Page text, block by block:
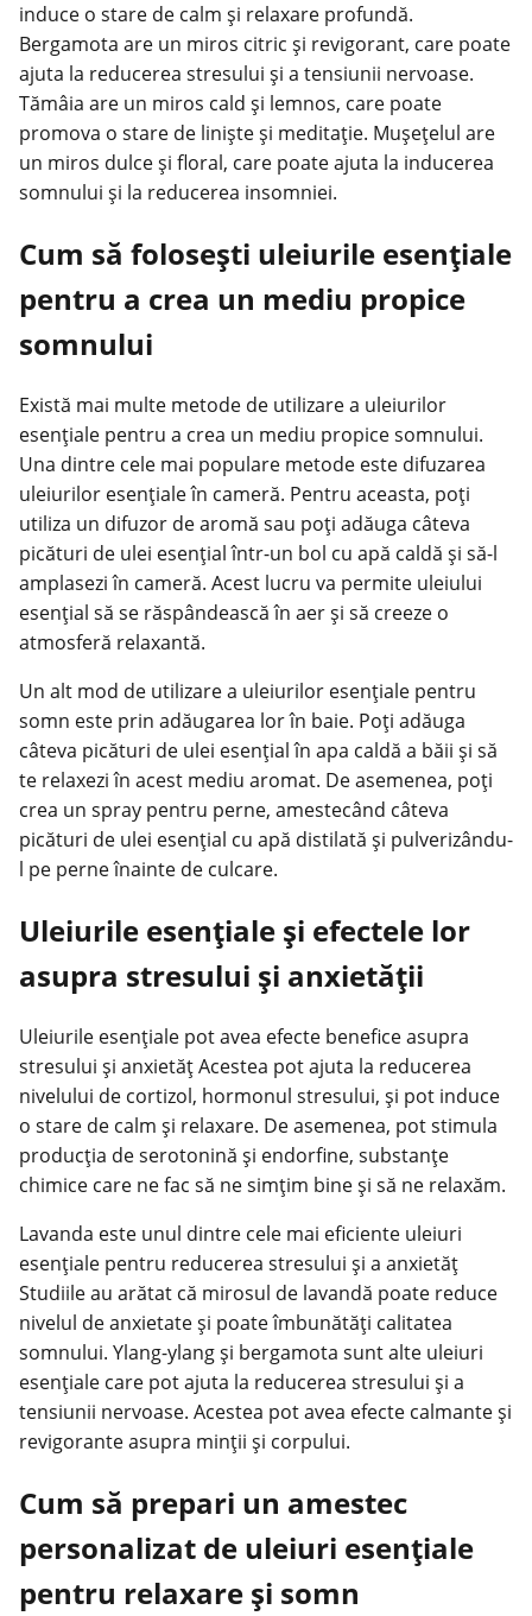
induce o stare de calm și relaxare profundă.
Bergamota are un miros citric și revigorant, care poate
ajuta la reducerea stresului și a tensiunii nervoase.
Tămâia are un miros cald și lemnos, care poate
promova o stare de liniște și meditație. Mușețelul are
un miros dulce și floral, care poate ajuta la inducerea
somnului și la reducerea insomniei.
Cum să folosești uleiurile esențiale
pentru a crea un mediu propice
somnului
Există mai multe metode de utilizare a uleiurilor
esențiale pentru a crea un mediu propice somnului.
Una dintre cele mai populare metode este difuzarea
uleiurilor esențiale în cameră. Pentru aceasta, poți
utiliza un difuzor de aromă sau poți adăuga câteva
picături de ulei esențial într-un bol cu apă caldă și să-l
amplasezi în cameră. Acest lucru va permite uleiului
esențial să se răspândească în aer și să creeze o
atmosferă relaxantă.
Un alt mod de utilizare a uleiurilor esențiale pentru
somn este prin adăugarea lor în baie. Poți adăuga
câteva picături de ulei esențial în apa caldă a băii și să
te relaxezi în acest mediu aromat. De asemenea, poți
crea un spray pentru perne, amestecând câteva
picături de ulei esențial cu apă distilată și pulverizându-
l pe perne înainte de culcare.
Uleiurile esențiale și efectele lor
asupra stresului și anxietății
Uleiurile esențiale pot avea efecte benefice asupra
stresului și anxietăț Acestea pot ajuta la reducerea
nivelului de cortizol, hormonul stresului, și pot induce
o stare de calm și relaxare. De asemenea, pot stimula
producția de serotonină și endorfine, substanțe
chimice care ne fac să ne simțim bine și să ne relaxăm.
Lavanda este unul dintre cele mai eficiente uleiuri
esențiale pentru reducerea stresului și a anxietăț
Studiile au arătat că mirosul de lavandă poate reduce
nivelul de anxietate și poate îmbunătăți calitatea
somnului. Ylang-ylang și bergamota sunt alte uleiuri
esențiale care pot ajuta la reducerea stresului și a
tensiunii nervoase. Acestea pot avea efecte calmante și
revigorante asupra minții și corpului.
Cum să prepari un amestec
personalizat de uleiuri esențiale
pentru relaxare și somn